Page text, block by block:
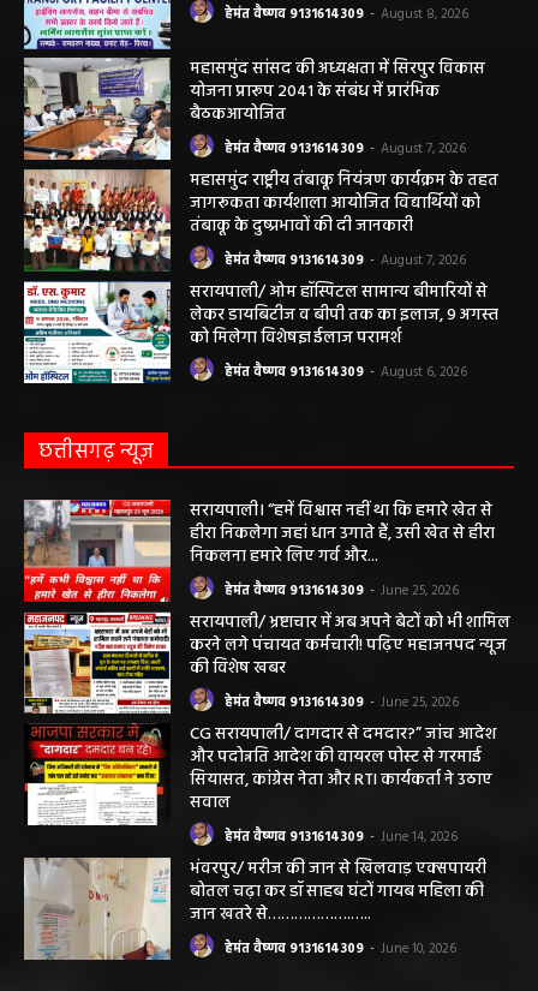
परिवहन सुविधा केंद्र की सुविधा
हेमंत वैष्णव 9131614309 - August 8, 2026
महासमुंद सांसद की अध्यक्षता में सिरपुर विकास
योजना प्रारूप 2041 के संबंध में प्रारंभिक
बैठकआयोजित
हेमंत वैष्णव 9131614309 - August 7, 2026
महासमुंद राष्ट्रीय तंबाकू नियंत्रण कार्यक्रम के तहत
जागरूकता कार्यशाला आयोजित विद्यार्थियों को
तंबाकू के दुष्प्रभावों की दी जानकारी
हेमंत वैष्णव 9131614309 - August 7, 2026
सरायपाली/ ओम हॉस्पिटल सामान्य बीमारियों से
छत्तीसगढ़ न्यूज़
सरायपाली। “हमें विश्वास नहीं था कि हमारे खेत से
हीरा निकलेगा जहां धान उगाते हैं, उसी खेत से हीरा
निकलना हमारे लिए गर्व और...
हेमंत वैष्णव 9131614309
सरायपाली/ भ्रष्टाचार में अब अपने बेटों को भी शामिल
करने लगे पंचायत कर्मचारी! पढ़िए महाजनपद न्यूज
की विशेष खबर
हेमंत वैष्णव 9131614309 - June 25, 2026
CG सरायपाली/ दागदार से दमदार?” जांच आदेश
और पदोन्नति आदेश की वायरल पोस्ट से गरमाई
सियासत, कांग्रेस नेता और RTI कार्यकर्ता ने उठाए
सवाल
हेमंत वैष्णव 9131614309
भंवरपुर/ मरीज की जान से खिलवाड़ एक्सपायरी